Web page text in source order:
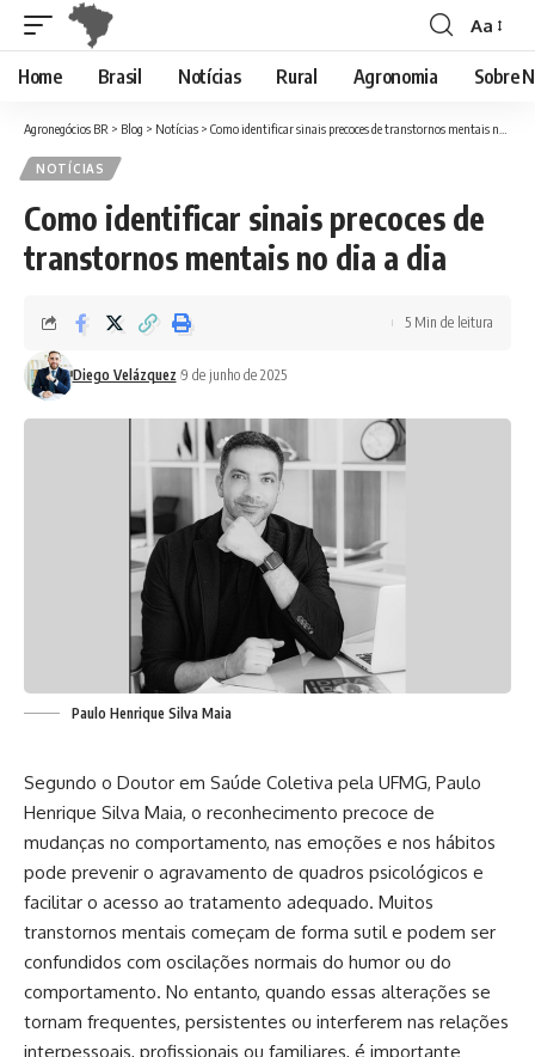
Font
Resizer
Aa
Home Brasil Notícias Rural Agronomia Sobre
Agronegócios BR > Blog > Notícias > Como identificar sinais precoces de transtornos mentais no dia a dia
NOTÍCIAS
Como identificar sinais precoces de
transtornos mentais no dia a dia
Diego Velázquez 9 de junho de 2025
5 Min de leitura
Paulo Henrique Silva Maia
Segundo o Doutor em Saúde Coletiva pela UFMG, Paulo
Henrique Silva Maia, o reconhecimento precoce de
mudanças no comportamento, nas emoções e nos hábitos
pode prevenir o agravamento de quadros psicológicos e
facilitar o acesso ao tratamento adequado. Muitos
transtornos mentais começam de forma sutil e podem ser
confundidos com oscilações normais do humor ou do
comportamento. No entanto, quando essas alterações se
tornam frequentes, persistentes ou interferem nas relações
interpessoais, profissionais ou familiares, é importante